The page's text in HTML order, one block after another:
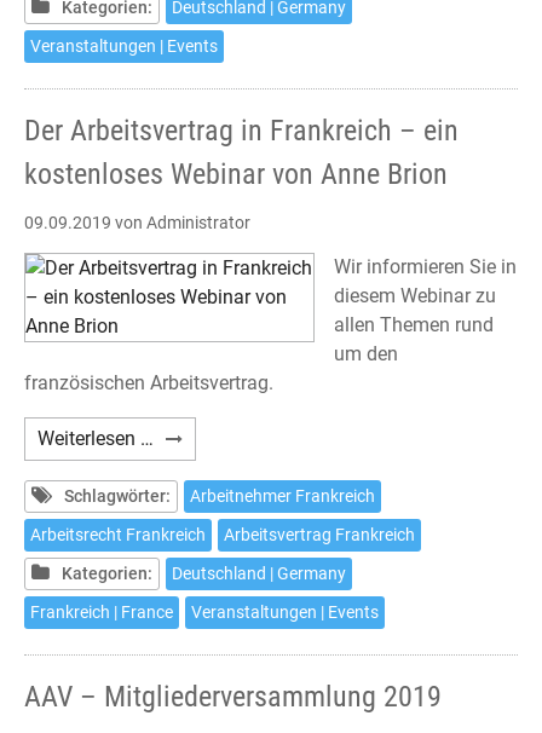
2019
Kategorien:
Deutschland | Germany
Veranstaltungen | Events
Der Arbeitsvertrag in Frankreich – ein
kostenloses Webinar von Anne Brion
09.09.2019 von Administrator
Wir informieren Sie in
diesem Webinar zu
allen Themen rund
um den
französischen Arbeitsvertrag.
Weiterlesen … Der
Arbeitsvertrag
in
Frankreich
–
ein
kostenloses
Anne
Schlagwörter:
Arbeitnehmer Frankreich
Arbeitsrecht Frankreich
Arbeitsvertrag Frankreich
Kategorien:
Deutschland | Germany
Frankreich | France
Veranstaltungen | Events
AAV – Mitgliederversammlung 2019